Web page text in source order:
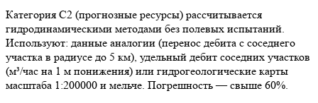
Категория C2 (прогнозные ресурсы) рассчитывается
гидродинамическими методами без полевых испытаний.
Используют: данные аналогии (перенос дебита с соседнего
участка в радиусе до 5 км), удельный дебит соседних участков
(м³/час на 1 м понижения) или гидрогеологические карты
масштаба 1:200000 и мельче. Погрешность — свыше 60%.